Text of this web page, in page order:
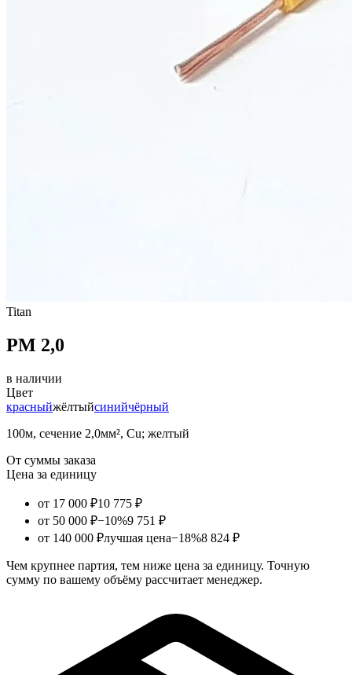
Titan
PM 2,0
в наличии
Цвет
красныйжёлтыйсинийчёрный
100м, сечение 2,0мм², Cu; желтый
От суммы заказа
Цена за единицу
от 17 000 ₽10 775 ₽
от 50 000 ₽−10%9 751 ₽
от 140 000 ₽лучшая цена−18%8 824 ₽
Чем крупнее партия, тем ниже цена за единицу. Точную
сумму по вашему объёму рассчитает менеджер.